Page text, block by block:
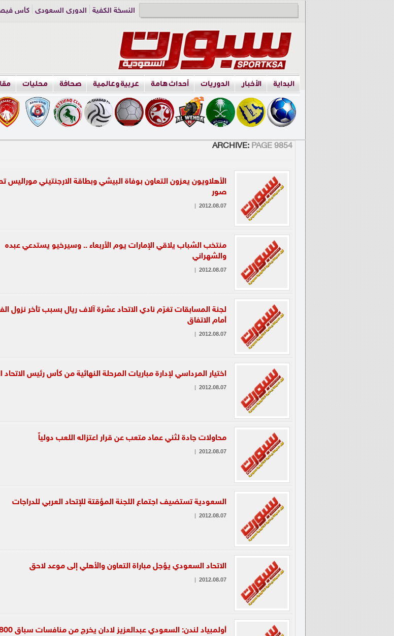
النسخة الكفية الدوري السعودي كأس
البداية الأخبار الدوريات أحداث هامة عربية وعالمية صحافة محليات
ARCHIVE: PAGE 9854
الأهلاويون يعزون التعاون بوفاة البيشي وبطاقة الارجنتيني موراليس
صور
2012.08.07
|
منتخب الشباب يلاقي الإمارات يوم الأربعاء .. وسيرخيو يستدعي عبده
والشهراني
2012.08.07
|
لجنة المسابقات تغرّم نادي الاتحاد عشرة آلاف ريال بسبب تأخر نزول
أمام الاتفاق
2012.08.07
|
اختيار المرداسي لإدارة مباريات المرحلة النهائية من كأس رئيس
2012.08.07
|
محاولات جادة لثني عماد متعب عن قرار اعتزاله اللعب دولياً
2012.08.07
|
السعودية تستضيف اجتماع اللجنة المؤقتة للإتحاد العربي للدراجات
2012.08.07
|
الاتحاد السعودي يؤجل مباراة التعاون والأهلي إلى موعد لاحق
2012.08.07
|
أولمبياد لندن: السعودي عبدالعزيز لادان يخرج من منافسات سباق 800 متر